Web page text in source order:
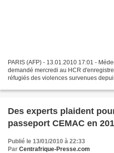
PARIS (AFP) - 13.01.2010 17:01 -
demandé mercredi au HCR
réfugiés des violences survenues
Des experts plaident
passeport CEMAC en
Publié le 13/01/2010 à 22:33
Par Centrafrique-Presse.com